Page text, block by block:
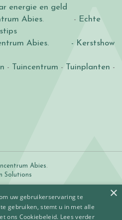
energie en geld
Abies. - Echte
Abies.
- Kerstshow
- Tuincentrum - Tuinplanten -
Abies.
Solutions
×
uw gebruikerservaring te
gebruiken, stemt u in met alle
ons Cookiebeleid. Lees verder